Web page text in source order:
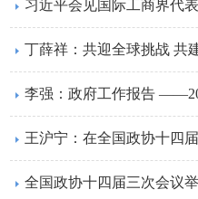
习近平会见国际工商界代
李强：政府工作报告
王沪宁：在全国政协十四
全国政协十四届三次会议